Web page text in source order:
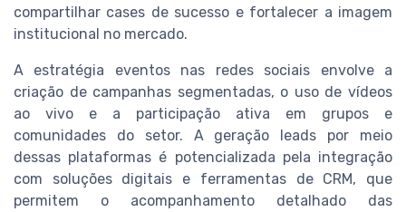
compartilhar cases de sucesso e fortalecer a imagem
institucional no mercado.
A estratégia eventos nas redes sociais envolve a
criação de campanhas segmentadas, o uso de vídeos
ao vivo e a participação ativa em grupos e
comunidades do setor. A geração leads por meio
dessas plataformas é potencializada pela integração
com soluções digitais e ferramentas de CRM, que
permitem o acompanhamento detalhado das